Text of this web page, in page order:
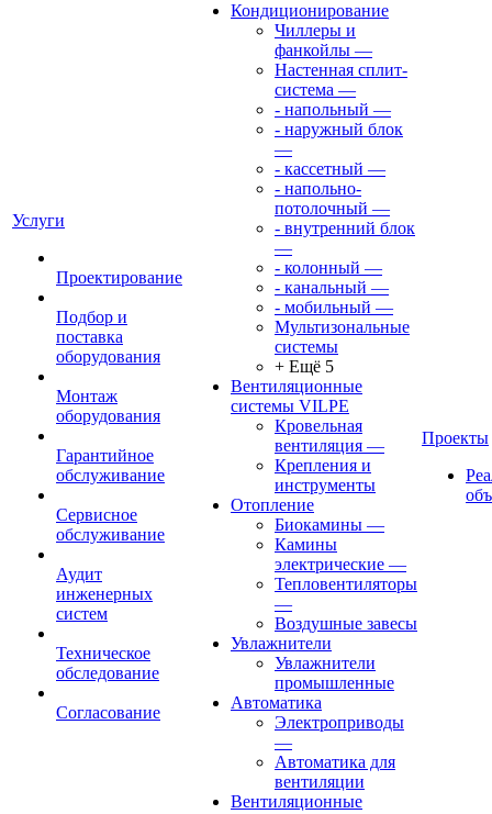
Услуги
Проектирование
Подбор и
поставка
оборудования
Монтаж
оборудования
Гарантийное
обслуживание
Сервисное
обслуживание
Аудит
инженерных
систем
Техническое
обследование
Согласование
Кондиционирование
Чиллеры и
фанкойлы —
Настенная сплит-
система —
- напольный —
- наружный блок
—
- кассетный —
- напольно-
потолочный —
- внутренний блок
—
- колонный —
- канальный —
- мобильный —
Мультизональные
системы
+ Ещё 5
Вентиляционные
системы VILPE
Кровельная
вентиляция —
Крепления и
инструменты
Отопление
Биокамины —
Камины
электрические —
Тепловентиляторы
—
Воздушные завесы
Увлажнители
Увлажнители
промышленные
Автоматика
Электроприводы
—
Автоматика для
вентиляции
Вентиляционные
Проекты